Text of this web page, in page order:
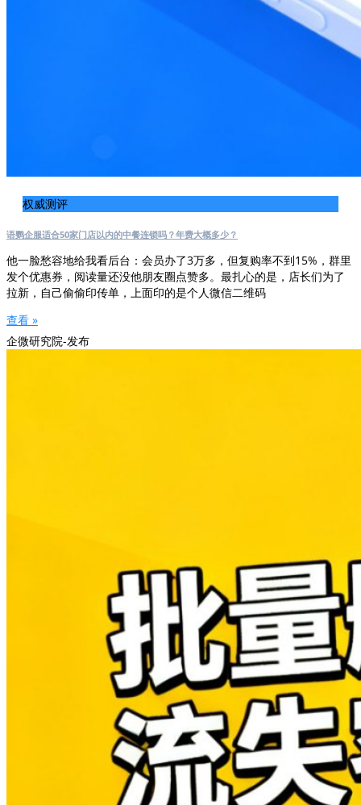
权威测评
语鹦企服适合50家门店以内的中餐连锁吗？年费大概多少？
他一脸愁容地给我看后台：会员办了3万多，但复购率不到15%，群里
发个优惠券，阅读量还没他朋友圈点赞多。最扎心的是，店长们为了
拉新，自己偷偷印传单，上面印的是个人微信二维码
查看 »
企微研究院-发布